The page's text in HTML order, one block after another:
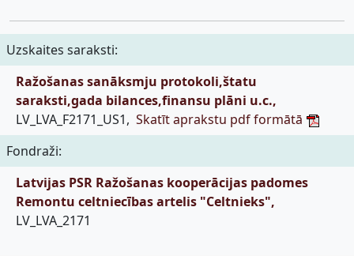
Uzskaites saraksti:
Ražošanas sanāksmju protokoli,štatu
saraksti,gada bilances,finansu plāni u.c.,
LV_LVA_F2171_US1, Skatīt aprakstu pdf formātā
Fondraži:
Latvijas PSR Ražošanas kooperācijas padomes
Remontu celtniecības artelis "Celtnieks",
LV_LVA_2171